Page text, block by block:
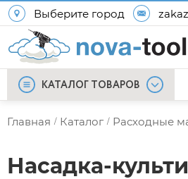
Выберите город
КАТАЛОГ ТОВАРОВ
Главная / Каталог / Расходные
Насадка-